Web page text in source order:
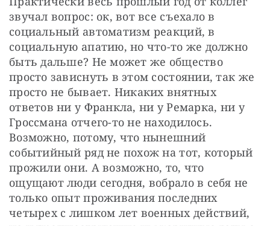
звучал вопрос: ок, вот все съехало в
социальный автоматизм реакций, в
социальную апатию, но что-то же должно
быть дальше? Не может же общество
просто зависнуть в этом состоянии, так же
просто не бывает. Никаких внятных
ответов ни у Франкла, ни у Ремарка, ни у
Гроссмана отчего-то не находилось.
Возможно, потому, что нынешний
событийный ряд не похож на тот, который
прожили они. А возможно, то, что
ощущают люди сегодня, вобрало в себя не
только опыт проживания последних
четырех с лишком лет военных действий,